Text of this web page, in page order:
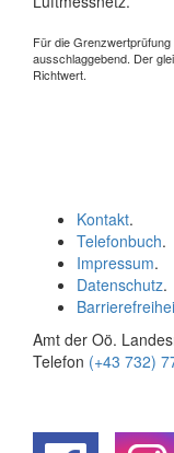
Für die
ausschlaggebend. Der
Richtwert.
Kontakt.
Telefonbuch.
Impressum.
Datenschutz.
Amt der Oö.
Telefon (+43 732)